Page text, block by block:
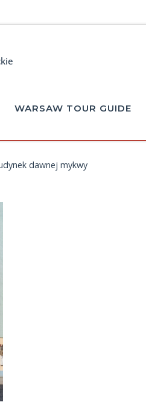
WARSAW TOUR GUIDE
dawnej mykwy